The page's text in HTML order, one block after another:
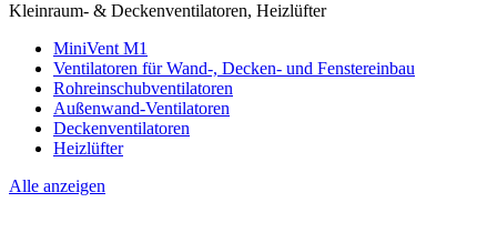
Kleinraum- & Deckenventilatoren, Heizlüfter
MiniVent M1
Ventilatoren für Wand-, Decken- und Fenstereinbau
Rohreinschubventilatoren
Außenwand-Ventilatoren
Deckenventilatoren
Heizlüfter
Alle anzeigen